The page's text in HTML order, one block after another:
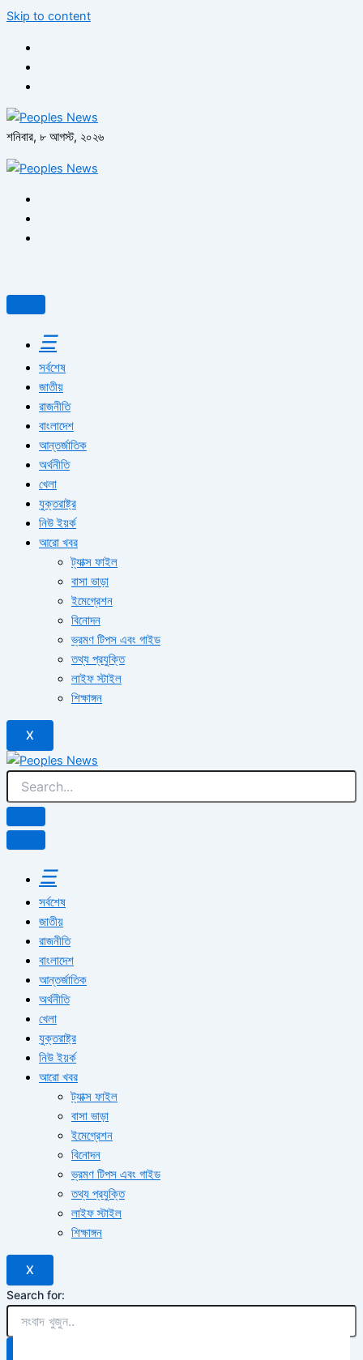
Skip to content
শনিবার, ৮ আগস্ট, ২০২৬
☰
সর্বশেষ
জাতীয়
রাজনীতি
বাংলাদেশ
আন্তর্জাতিক
অর্থনীতি
খেলা
যুক্তরাষ্ট্র
নিউ ইয়র্ক
আরো খবর
ট্যাক্স ফাইল
বাসা ভাড়া
ইমেগ্রেশন
বিনোদন
ভ্রমণ টিপস এবং গাইড
তথ্য প্রযুক্তি
লাইফ স্টাইল
শিক্ষাঙ্গন
X
☰
সর্বশেষ
জাতীয়
রাজনীতি
বাংলাদেশ
আন্তর্জাতিক
অর্থনীতি
খেলা
যুক্তরাষ্ট্র
নিউ ইয়র্ক
আরো খবর
ট্যাক্স ফাইল
বাসা ভাড়া
ইমেগ্রেশন
বিনোদন
ভ্রমণ টিপস এবং গাইড
তথ্য প্রযুক্তি
লাইফ স্টাইল
শিক্ষাঙ্গন
X
Search for: